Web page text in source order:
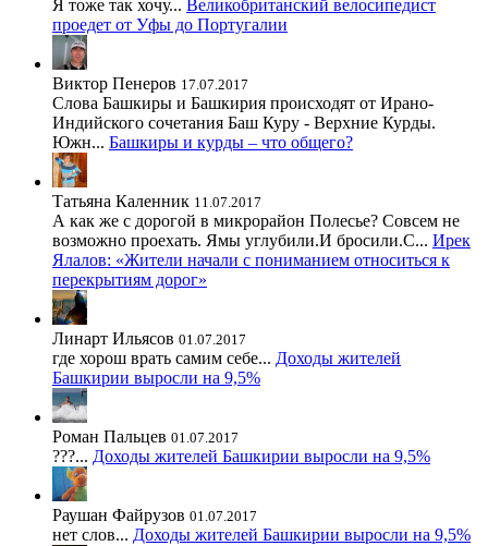
Я тоже так хочу... Великобританский велосипедист
проедет от Уфы до Португалии
Виктор Пенеров 17.07.2017
Слова Башкиры и Башкирия происходят от Ирано-
Индийского сочетания Баш Куру - Верхние Курды.
Южн... Башкиры и курды – что общего?
Татьяна Каленник 11.07.2017
А как же с дорогой в микрорайон Полесье? Совсем не
возможно проехать. Ямы углубили.И бросили.С... Ирек
Ялалов: «Жители начали с пониманием относиться к
перекрытиям дорог»
Линарт Ильясов 01.07.2017
где хорош врать самим себе... Доходы жителей
Башкирии выросли на 9,5%
Роман Пальцев 01.07.2017
???... Доходы жителей Башкирии выросли на 9,5%
Раушан Файрузов 01.07.2017
нет слов... Доходы жителей Башкирии выросли на 9,5%